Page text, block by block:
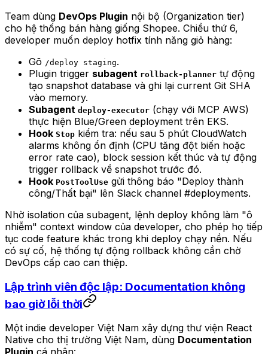
Team dùng DevOps Plugin nội bộ (Organization tier)
cho hệ thống bán hàng giống Shopee. Chiều thứ 6,
developer muốn deploy hotfix tính năng giỏ hàng:
Gõ /deploy staging.
Plugin trigger subagent rollback-planner tự động
tạo snapshot database và ghi lại current Git SHA
vào memory.
Subagent deploy-executor (chạy với MCP AWS)
thực hiện Blue/Green deployment trên EKS.
Hook Stop kiểm tra: nếu sau 5 phút CloudWatch
alarms không ổn định (CPU tăng đột biến hoặc
error rate cao), block session kết thúc và tự động
trigger rollback về snapshot trước đó.
Hook PostToolUse gửi thông báo "Deploy thành
công/Thất bại" lên Slack channel #deployments.
Nhờ isolation của subagent, lệnh deploy không làm "ô
nhiễm" context window của developer, cho phép họ tiếp
tục code feature khác trong khi deploy chạy nền. Nếu
có sự cố, hệ thống tự động rollback không cần chờ
DevOps cấp cao can thiệp.
Lập trình viên độc lập: Documentation không
bao giờ lỗi thời
Một indie developer Việt Nam xây dựng thư viện React
Native cho thị trường Việt Nam, dùng Documentation